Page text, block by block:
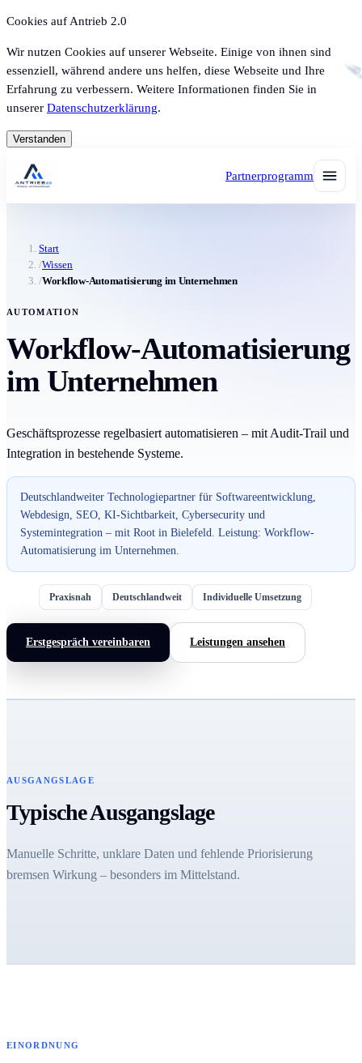
Cookies auf Antrieb 2.0
Wir nutzen Cookies auf unserer Webseite. Einige von ihnen sind
essenziell, während andere uns helfen, diese Webseite und Ihre
Erfahrung zu verbessern. Weitere Informationen finden Sie in
unserer Datenschutzerklärung.
Verstanden
Partnerprogramm
Start
/Wissen
/Workflow-Automatisierung im Unternehmen
AUTOMATION
Workflow-Automatisierung
im Unternehmen
Geschäftsprozesse regelbasiert automatisieren – mit Audit-Trail und
Integration in bestehende Systeme.
Deutschlandweiter Technologiepartner für Softwareentwicklung,
Webdesign, SEO, KI-Sichtbarkeit, Cybersecurity und
Systemintegration – mit Root in Bielefeld. Leistung: Workflow-
Automatisierung im Unternehmen.
Praxisnah Deutschlandweit Individuelle Umsetzung
Erstgespräch vereinbaren Leistungen ansehen
AUSGANGSLAGE
Typische Ausgangslage
Manuelle Schritte, unklare Daten und fehlende Priorisierung
bremsen Wirkung – besonders im Mittelstand.
EINORDNUNG